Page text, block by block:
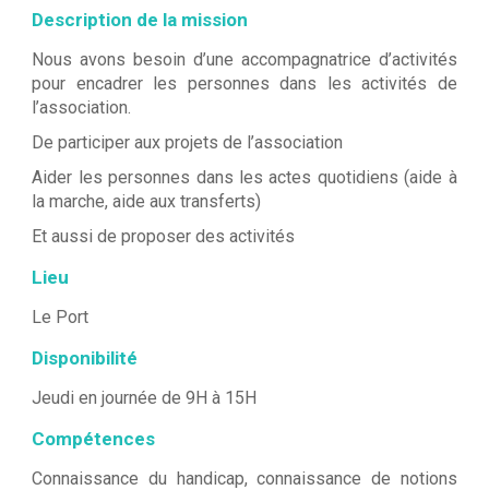
Description de la mission
Nous avons besoin d’une accompagnatrice d’activités
pour encadrer les personnes dans les activités de
l’association.
De participer aux projets de l’association
Aider les personnes dans les actes quotidiens (aide à
la marche, aide aux transferts)
Et aussi de proposer des activités
Lieu
Le Port
Disponibilité
Jeudi en journée de 9H à 15H
Compétences
Connaissance du handicap, connaissance de notions